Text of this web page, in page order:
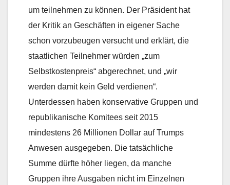
um teilnehmen zu können. Der Präsident hat
der Kritik an Geschäften in eigener Sache
schon vorzubeugen versucht und erklärt, die
staatlichen Teilnehmer würden „zum
Selbstkostenpreis“ abgerechnet, und „wir
werden damit kein Geld verdienen“.
Unterdessen haben konservative Gruppen und
republikanische Komitees seit 2015
mindestens 26 Millionen Dollar auf Trumps
Anwesen ausgegeben. Die tatsächliche
Summe dürfte höher liegen, da manche
Gruppen ihre Ausgaben nicht im Einzelnen